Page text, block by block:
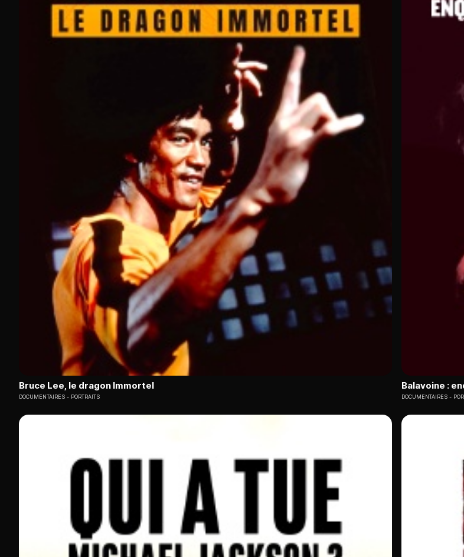
Bruce Lee, le dragon Immortel
DOCUMENTAIRES PORTRAITS
Balavoine :
DOCUMENTAIRES